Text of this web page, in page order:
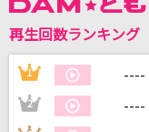
再生回数ランキング
1 ----
2 ----